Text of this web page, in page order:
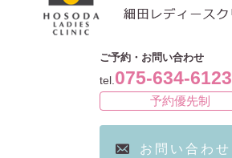
ご予約・お問い合わせ
tel. 075-634-6123
予約優先制
お問い合わせ